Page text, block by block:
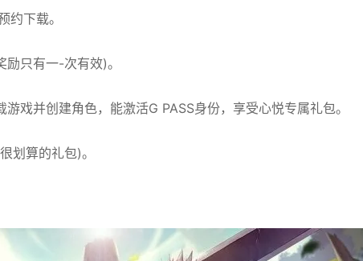
约下载。
只有一-次有效)。
戏并创建角色，能激活G PASS身份，享受心悦专属礼包。
划算的礼包)。